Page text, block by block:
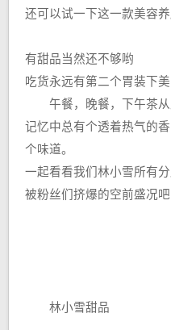
还可以试一下这一款美容
有甜品当然还不够哟
吃货永远有第二个胃装下
午餐，晚餐，下午茶从
记忆中总有个透着热气的
个味道。
一起看看我们林小雪所有
被粉丝们挤爆的空前盛况吧
林小雪甜品